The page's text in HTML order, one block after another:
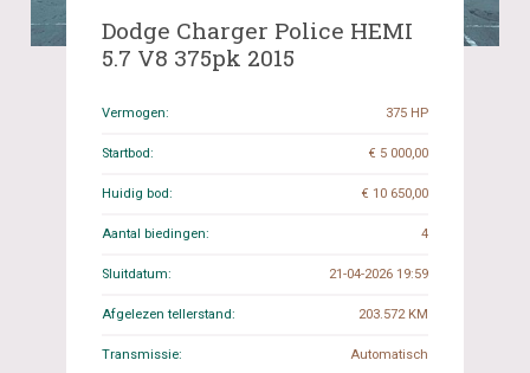
Dodge Charger Police HEMI
5.7 V8 375pk 2015
Vermogen: 375 HP
Startbod: € 5 000,00
Huidig bod: € 10 650,00
Aantal biedingen: 4
Sluitdatum: 21-04-2026 19:59
Afgelezen tellerstand: 203.572 KM
Transmissie: Automatisch